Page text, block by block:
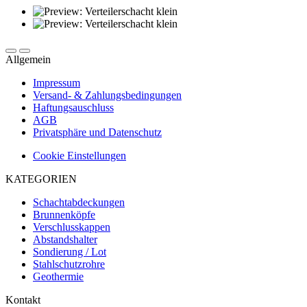
Allgemein
Impressum
Versand- & Zahlungsbedingungen
Haftungsauschluss
AGB
Privatsphäre und Datenschutz
Cookie Einstellungen
KATEGORIEN
Schachtabdeckungen
Brunnenköpfe
Verschlusskappen
Abstandshalter
Sondierung / Lot
Stahlschutzrohre
Geothermie
Kontakt